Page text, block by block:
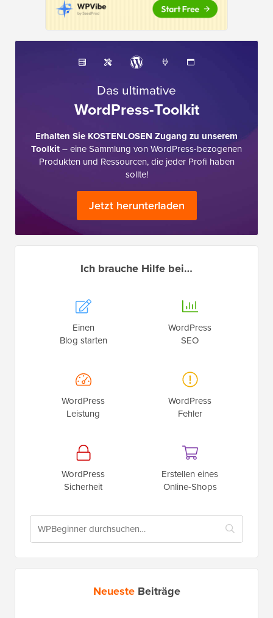
Das ultimative
WordPress-Toolkit
Erhalten Sie KOSTENLOSEN Zugang zu unserem
Toolkit– eine Sammlung von WordPress-bezogenen
Produkten und Ressourcen, die jeder Profi haben
sollte!
Jetzt herunterladen
Ich brauche Hilfe bei…
Einen
Blog starten
WordPress
SEO
WordPress
Leistung
WordPress
Fehler
WordPress
Sicherheit
Erstellen eines
Online-Shops
Neueste Beiträge